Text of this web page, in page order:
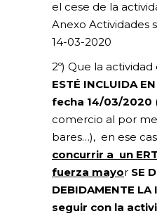
el cese de la
Anexo Actividades
14-03-2020
2º) Que la
ESTÉ INCLUIDA
fecha 14/03/2020
comercio al por
bares…), en ese
concurrir a un
fuerza mayor SE
DEBIDAMENTE
seguir con la